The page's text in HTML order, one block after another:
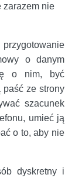
zarazem nie
o danym
o nim, być
paść ze strony
szacunek
umieć ją
o to, aby nie
dyskretny i